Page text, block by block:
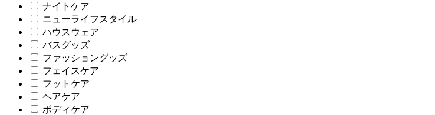
ナイトケア
ニューライフスタイル
ハウスウェア
バスグッズ
ファッショングッズ
フェイスケア
フットケア
ヘアケア
ボディケア